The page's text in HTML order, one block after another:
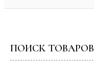
ПОИСК ТОВАРОВ